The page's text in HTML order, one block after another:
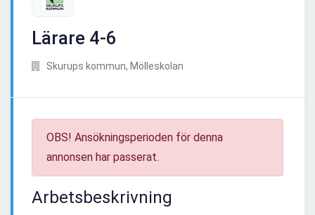
Lärare 4-6
Skurups kommun, Mölleskolan
OBS! Ansökningsperioden för denna
annonsen har passerat.
Arbetsbeskrivning